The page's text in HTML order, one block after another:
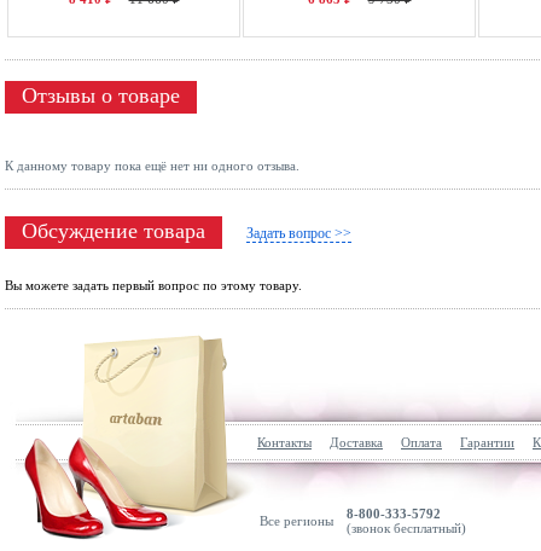
Отзывы о товаре
К данному товару пока ещё нет ни одного отзыва.
Обсуждение товара Задать вопрос >>
Вы можете задать первый вопрос по этому товару.
Контакты Доставка Оплата Гарантии
Все регионы
8-800-333-5792
(звонок бесплатный)